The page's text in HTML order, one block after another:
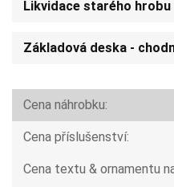
Likvidace starého hrobu
Základová deska -
Cena náhrobku:
Cena příslušenství:
Cena textu & ornamentu